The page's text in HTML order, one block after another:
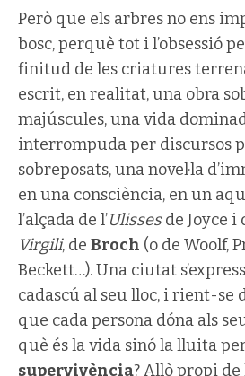
Però que els arbres no ens
bosc, perquè tot i l’obsessió
finitud de les criatures
escrit, en realitat, una obra
majúscules, una vida
interrompuda per discursos
sobreposats, una novel·la
en una consciència, en un
l’alçada de l’Ulissesde Joyce i
Virgili, de Broch (o de Woolf,
Beckett…). Una ciutat
cadascú al seu lloc, i rient-se
que cada persona dóna als
què és la vida sinó la lluita
supervivència? Allò propi